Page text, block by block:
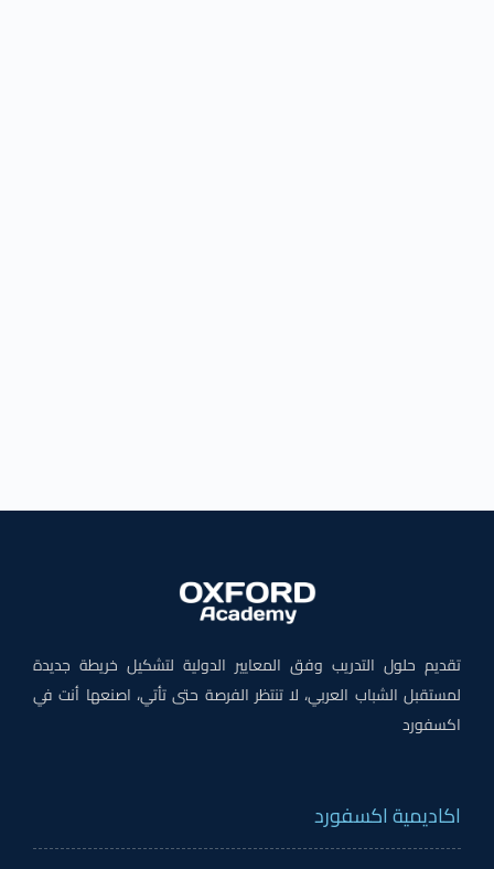
تقديم حلول التدريب وفق المعايير الدولية لتشكيل خريطة جديدة
لمستقبل الشباب العربي، لا تنتظر الفرصة حتى تأتي، اصنعها أنت في
اكسفورد
اكاديمية اكسفورد